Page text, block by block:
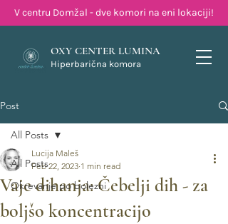
V centru Domžal - dve komori na eni lokaciji!
OXY CENTER LUMINA
Hiperbarična komora
Post
All Posts
Okrevanje po bolezni
All Posts
Vaje dihanja: Čebelji dih - za
boljšo koncentracijo
Lucija Maleš
Feb 22, 2023 1 min read